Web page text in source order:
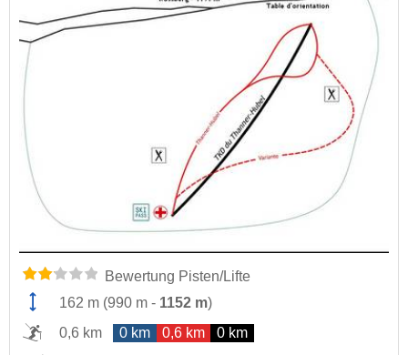
Bewertung Pisten/Lifte
162 m (990 m - 1152 m)
0,6 km
0 km 0,6 km 0 km